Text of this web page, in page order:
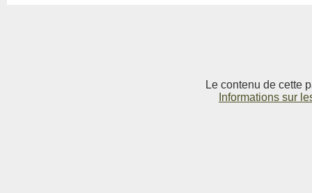
Le contenu de cette
Informations sur